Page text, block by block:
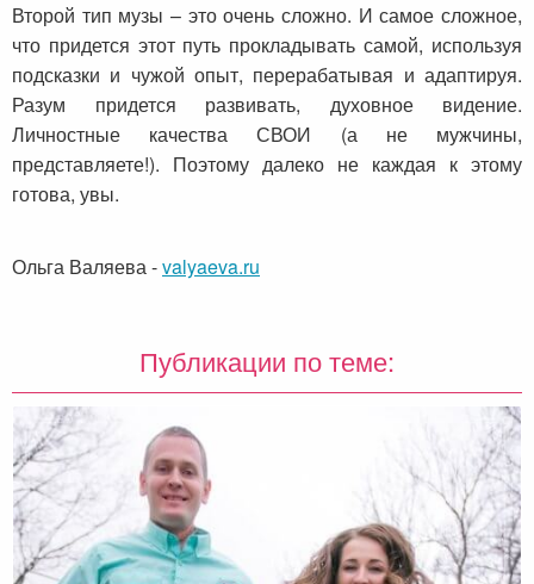
Второй тип музы – это очень сложно. И самое сложное,
что придется этот путь прокладывать самой, используя
подсказки и чужой опыт, перерабатывая и адаптируя.
Разум придется развивать, духовное видение.
Личностные качества СВОИ (а не мужчины,
представляете!). Поэтому далеко не каждая к этому
готова, увы.
Ольга Валяева-valyaeva.ru
Публикации по теме: